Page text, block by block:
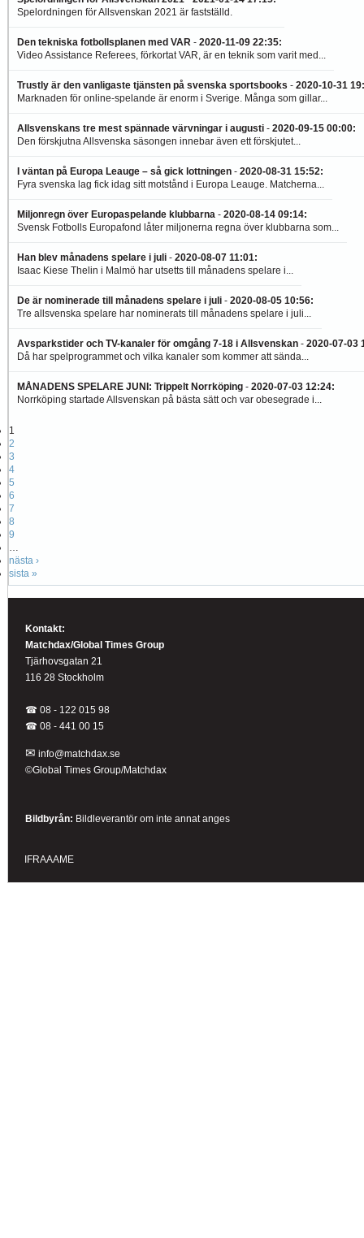
Spelordningen för Allsvenskan 2021 är fastställd.
Den tekniska fotbollsplanen med VAR - 2020-11-09 22:35:
Video Assistance Referees, förkortat VAR, är en teknik som varit med...
Trustly är den vanligaste tjänsten på svenska sportsbooks - 2020-10-31
Marknaden för online-spelande är enorm i Sverige. Många som gillar...
Allsvenskans tre mest spännade värvningar i augusti - 2020-09-15 00:00:
Den förskjutna Allsvenska säsongen innebar även ett förskjutet...
I väntan på Europa Leauge – så gick lottningen - 2020-08-31 15:52:
Fyra svenska lag fick idag sitt motstånd i Europa Leauge. Matcherna...
Miljonregn över Europaspelande klubbarna - 2020-08-14 09:14:
Svensk Fotbolls Europafond låter miljonerna regna över klubbarna som...
Han blev månadens spelare i juli - 2020-08-07 11:01:
Isaac Kiese Thelin i Malmö har utsetts till månadens spelare i...
De är nominerade till månadens spelare i juli - 2020-08-05 10:56:
Tre allsvenska spelare har nominerats till månadens spelare i juli...
Avsparkstider och TV-kanaler för omgång 7-18 i Allsvenskan - 2020-07-03
Då har spelprogrammet och vilka kanaler som kommer att sända...
MÅNADENS SPELARE JUNI: Trippelt Norrköping - 2020-07-03 12:24:
Norrköping startade Allsvenskan på bästa sätt och var obesegrade i...
1
2
3
4
5
6
7
8
9
…
nästa ›
sista »
Kontakt:
Matchdax/Global Times Group
Tjärhovsgatan 21
116 28 Stockholm
☎ 08 - 122 015 98
☎ 08 - 441 00 15
✉ info@matchdax.se
©Global Times Group/Matchdax
Bildbyrån: Bildleverantör om inte annat anges
IFRAAAME